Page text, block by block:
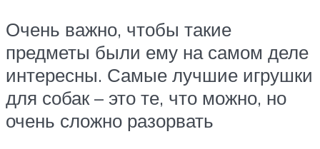
Очень важно, чтобы такие
предметы были ему на самом деле
интересны. Самые лучшие игрушки
для собак – это те, что можно, но
очень сложно разорвать